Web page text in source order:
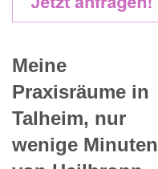
Meine
Praxisräume in
Talheim, nur
wenige Minuten